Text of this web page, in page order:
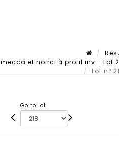
et noirci à profil inv - Lot
Lot n°
Go to lot